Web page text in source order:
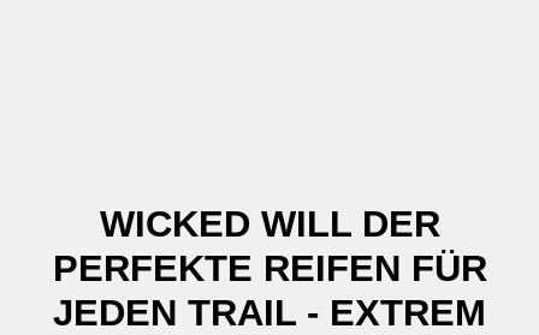
WICKED WILL DER
PERFEKTE REIFEN FÜR
JEDEN TRAIL - EXTREM